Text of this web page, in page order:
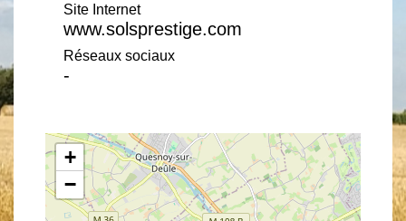
Site Internet
www.solsprestige.com
Réseaux sociaux
-
+
−